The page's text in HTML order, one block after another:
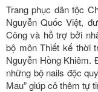
Trang phục dân tộc
Nguyễn Quốc Việt,
Công và hỗ trợ bởi
bộ môn Thiết kế thời
Nguyễn Hồng Khiêm.
những bộ nails độc
Mau” giúp cô thêm tự